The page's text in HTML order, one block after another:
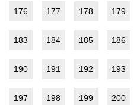
176 177 178 179
183 184 185 186
190 191 192 193
197 198 199 200